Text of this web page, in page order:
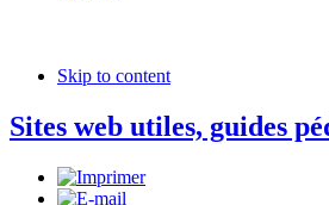
Skip to content
Sites web utiles, guides